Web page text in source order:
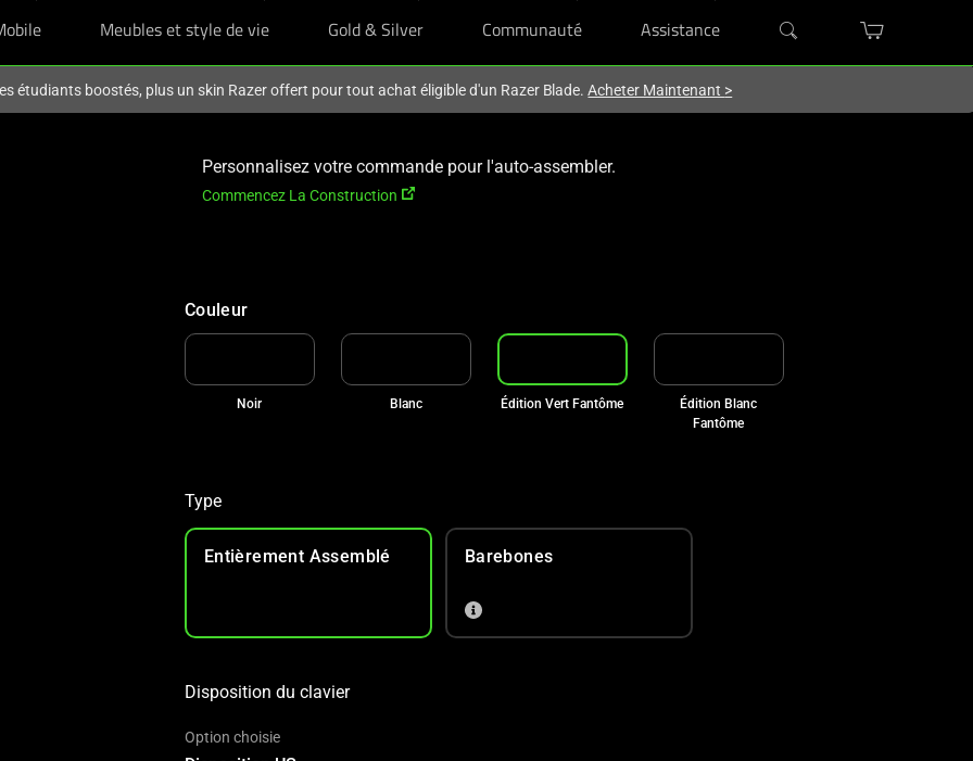
Meubles et style de vie Gold & Silver Communauté Assistance
étudiants boostés, plus un skin Razer offert pour tout achat éligible d'un Razer Blade.Acheter Maintenant >
Personnalisez votre commande pour l'auto-assembler.
Commencez La Construction
Couleur
Noir Blanc Édition Vert Fantôme
Édition Blanc
Fantôme
Type
Entièrement Assemblé Barebones
Disposition du clavier
Option choisie